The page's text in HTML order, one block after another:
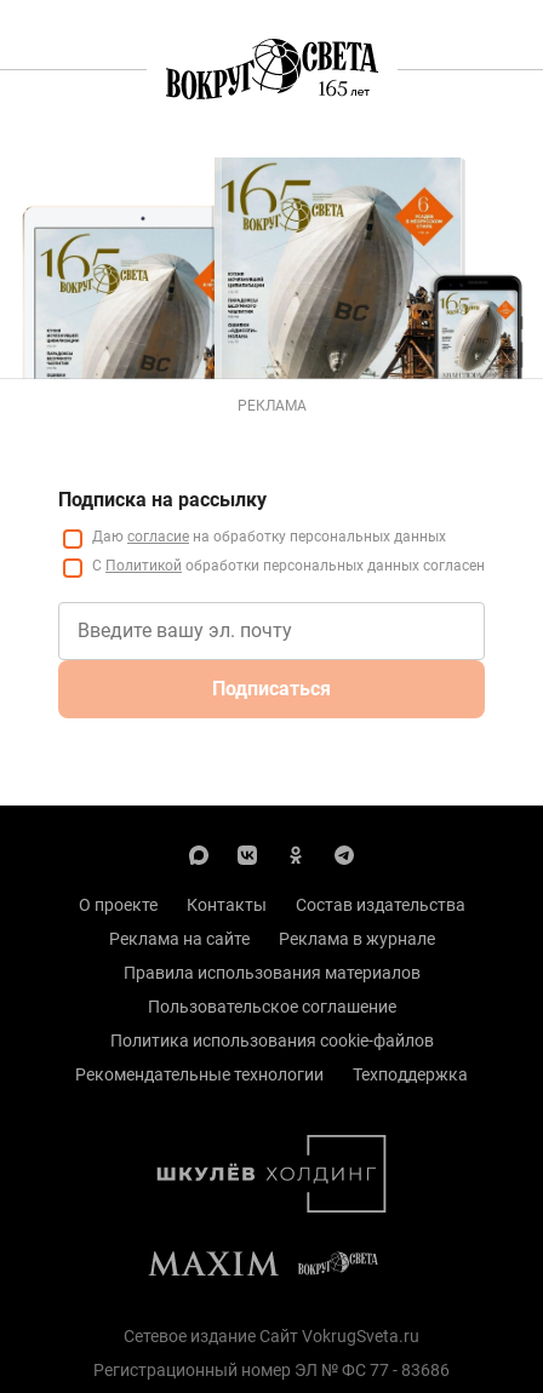
РЕКЛАМА
Подписка на рассылку
Даю согласие на обработку персональных данных
С Политикой обработки персональных данных согласен
Подписаться
О проекте Контакты
Состав издательства
Реклама на сайте
Реклама в журнале
Правила использования материалов
Пользовательское соглашение
Политика использования cookie-файлов
Рекомендательные технологии
Техподдержка
Сетевое издание Сайт VokrugSveta.ru
Регистрационный номер ЭЛ № ФС 77 - 83686